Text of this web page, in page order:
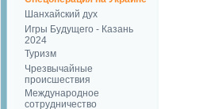
Шанхайский дух
Игры Будущего - Казань
2024
Туризм
Чрезвычайные
происшествия
Международное
сотрудничество